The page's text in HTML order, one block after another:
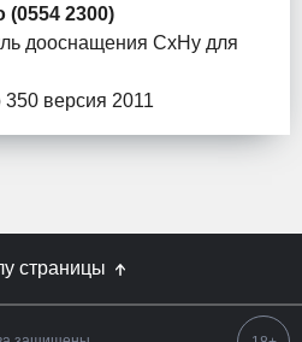
(0554 2300)
дооснащения СхНу для
350 версия 2011
страницы